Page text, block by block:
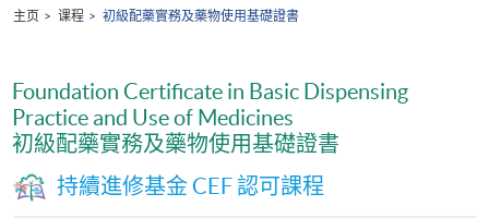
主页 课程 初級配藥實務及藥物使用基礎證書
Foundation Certificate in Basic Dispensing
Practice and Use of Medicines
初級配藥實務及藥物使用基礎證書
持續進修基金 CEF 認可課程